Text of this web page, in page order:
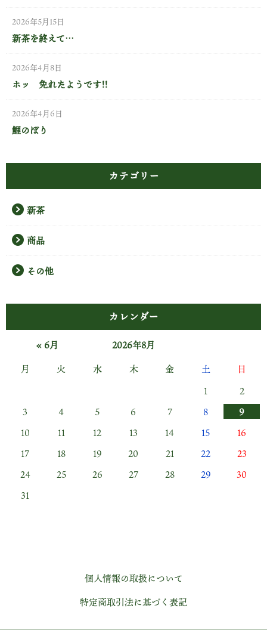
新茶を終えて…
2026年5月15日
ホッ 免れたようです!!
2026年4月8日
鯉のぼり
2026年4月6日
カテゴリー
新茶
商品
その他
カレンダー
2026年8月
月
火 水 木 金 土
日
1
2
3
4 5 6 7 8
9
10
11 12 13 14 15
16
17
18 19 20 21 22
23
24
25 26 27 28 29
30
31
« 6月
個人情報の取扱について
特定商取引法に基づく表記